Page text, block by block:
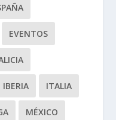
EVENTOS
IBERIA ITALIA
MÉXICO